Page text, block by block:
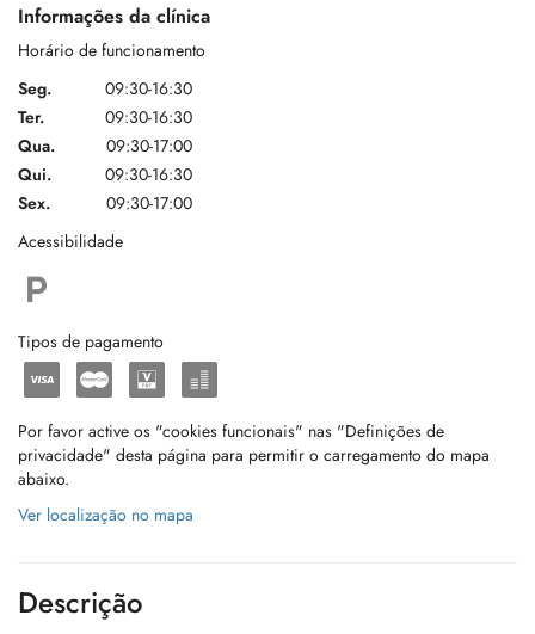
Informações da clínica
Horário de funcionamento
Seg.
09:30-16:30
Ter.
09:30-16:30
Qua.
09:30-17:00
Qui.
09:30-16:30
Sex.
09:30-17:00
Acessibilidade
Tipos de pagamento
Por favor active os "cookies funcionais" nas "Definições de
privacidade" desta página para permitir o carregamento do mapa
abaixo.
Ver localização no mapa
Descrição